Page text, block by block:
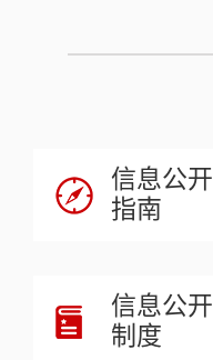
信息公开
指南
信息公开
制度